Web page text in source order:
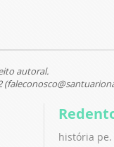
autoral.
história